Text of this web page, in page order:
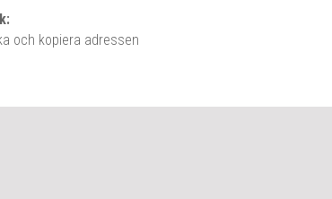
och kopiera adressen